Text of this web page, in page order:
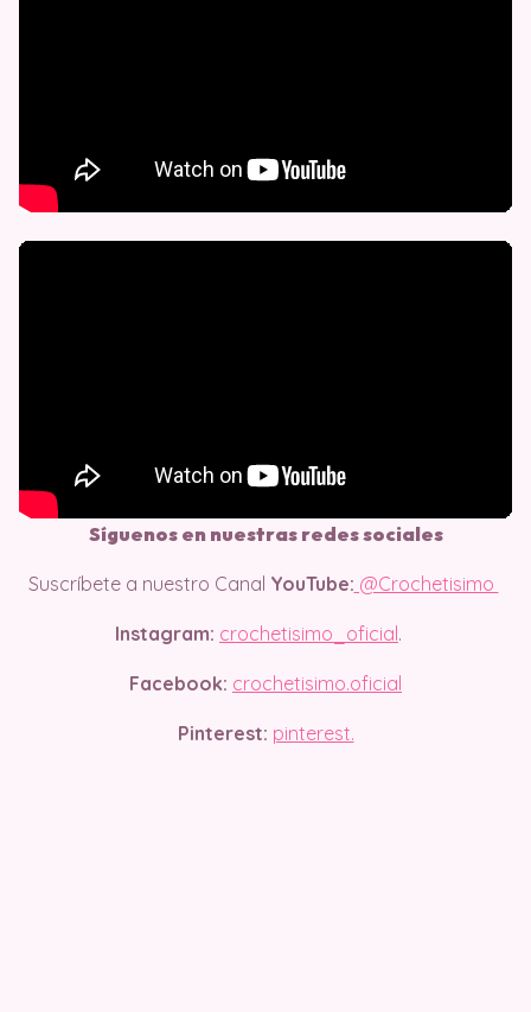
Síguenos en nuestras redes sociales
Suscríbete a nuestro Canal YouTube: @Crochetisimo
Instagram: crochetisimo_oficial .
Facebook: crochetisimo.oficial
Pinterest: pinterest.